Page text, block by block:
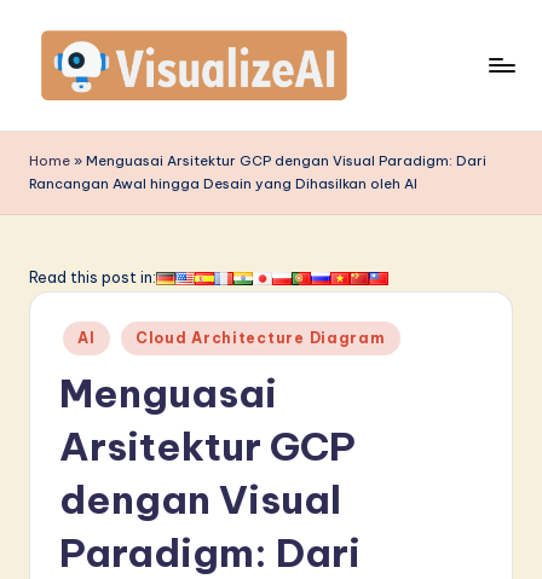
content
is
u
li
A
Home » Menguasai Arsitektur GCP dengan Visual Paradigm: Dari
Rancangan Awal hingga Desain yang Dihasilkan oleh AI
Read this post in:
Posted
in
AI Cloud Architecture Diagram
Menguasai
Arsitektur GCP
dengan Visual
Paradigm: Dari